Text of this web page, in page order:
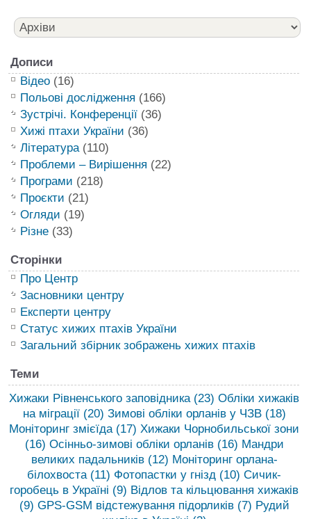
Дописи
Відео(16)
Польові дослідження (166)
Зустрічі. Конференції(36)
Хижі птахи України (36)
Література(110)
Проблеми – Вирішення (22)
Програми (218)
Проєкти (21)
Огляди (19)
Різне(33)
Сторінки
Про Центр
Засновники центру
Експерти центру
Статус хижих птахів України
Загальний збірник зображень хижих птахів
Теми
Хижаки Рівненського заповідника(23) Обліки хижаків
на міграції(20) Зимові обліки орланів у ЧЗВ(18)
Моніторинг змієїда(17) Хижаки Чорнобильської зони
(16) Осінньо-зимові обліки орланів(16) Мандри
великих падальників(12) Моніторинг орлана-
білохвоста(11) Фотопастки у гнізд (10) Сичик-
горобець в Україні (9) Відлов та кільцювання хижаків
(9) GPS-GSM відстежування підорликів(7) Рудий